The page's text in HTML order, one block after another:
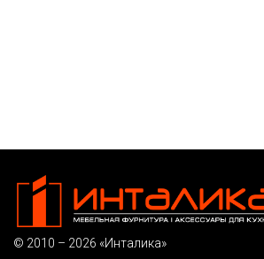
© 2010 – 2026 «Инталика»